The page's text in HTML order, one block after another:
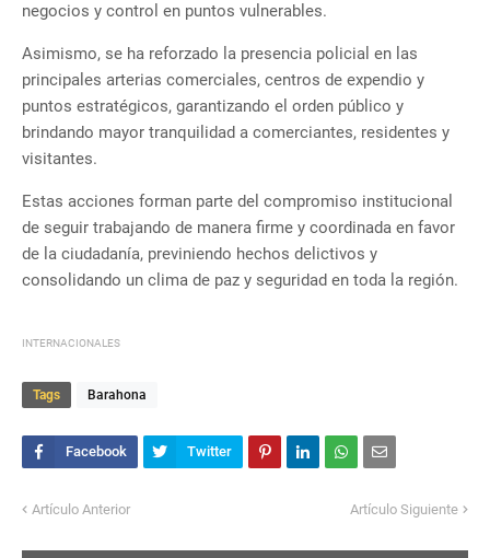
negocios y control en puntos vulnerables.
Asimismo, se ha reforzado la presencia policial en las
principales arterias comerciales, centros de expendio y
puntos estratégicos, garantizando el orden público y
brindando mayor tranquilidad a comerciantes, residentes y
visitantes.
Estas acciones forman parte del compromiso institucional
de seguir trabajando de manera firme y coordinada en favor
de la ciudadanía, previniendo hechos delictivos y
consolidando un clima de paz y seguridad en toda la región.
INTERNACIONALES
Tags Barahona
Artículo Anterior Artículo Siguiente